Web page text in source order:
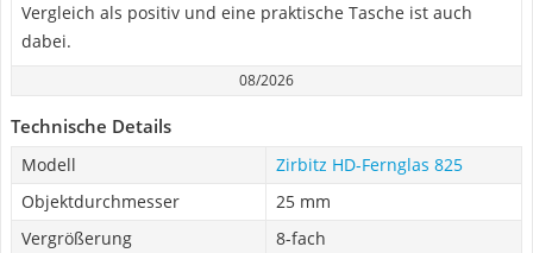
Vergleich als positiv und eine praktische Tasche ist auch
dabei.
08/2026
Technische Details
Modell
Zirbitz HD-Fernglas 825
Objektdurchmesser
25 mm
Vergrößerung
8-fach